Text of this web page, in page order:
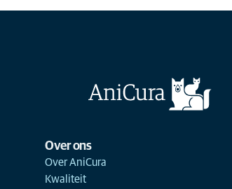
Over ons
Over AniCura
Kwaliteit